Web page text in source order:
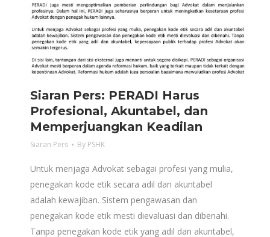
Siaran Pers: PERADI Harus
Profesional, Akuntabel, dan
Memperjuangkan Keadilan
Siaran Pers By PSHK
Untuk menjaga Advokat sebagai profesi yang mulia,
penegakan kode etik secara adil dan akuntabel
adalah kewajiban. Sistem pengawasan dan
penegakan kode etik mesti dievaluasi dan dibenahi.
Tanpa penegakan kode etik yang adil dan akuntabel,